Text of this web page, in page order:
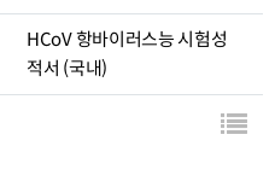
HCoV 항바이러스능 시험성
적서 (국내)
목